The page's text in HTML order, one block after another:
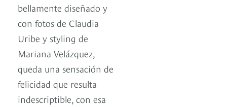
bellamente diseñado y
con fotos de Claudia
Uribe y styling de
Mariana Velázquez,
queda una sensación de
felicidad que resulta
indescriptible, con esa